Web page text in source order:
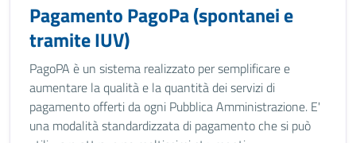
Pagamento PagoPa (spontanei e
tramite IUV)
PagoPA è un sistema realizzato per semplificare e
aumentare la qualità e la quantità dei servizi di
pagamento offerti da ogni Pubblica Amministrazione. E'
una modalità standardizzata di pagamento che si può